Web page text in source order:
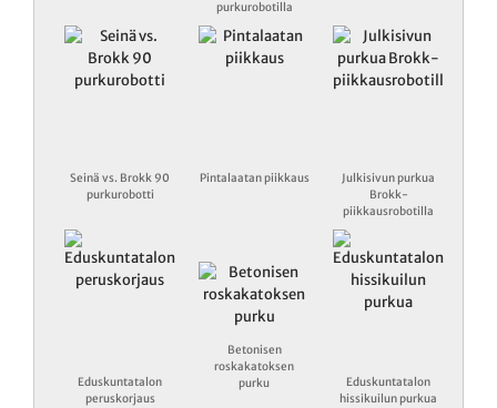
purkurobotilla
Seinä vs. Brokk 90
purkurobotti
Pintalaatan piikkaus
Julkisivun purkua
Brokk-
piikkausrobotilla
Eduskuntatalon
peruskorjaus
Betonisen
roskakatoksen
purku
Eduskuntatalon
hissikuilun purkua